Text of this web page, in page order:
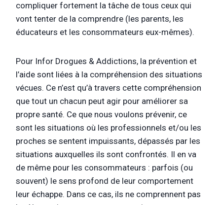
compliquer fortement la tâche de tous ceux qui
vont tenter de la comprendre (les parents, les
éducateurs et les consommateurs eux-mêmes).
Pour Infor Drogues & Addictions, la prévention et
l’aide sont liées à la compréhension des situations
vécues. Ce n’est qu’à travers cette compréhension
que tout un chacun peut agir pour améliorer sa
propre santé. Ce que nous voulons prévenir, ce
sont les situations où les professionnels et/ou les
proches se sentent impuissants, dépassés par les
situations auxquelles ils sont confrontés. Il en va
de même pour les consommateurs : parfois (ou
souvent) le sens profond de leur comportement
leur échappe. Dans ce cas, ils ne comprennent pas